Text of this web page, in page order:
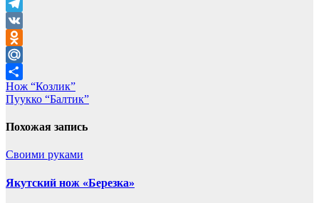
Telegram
VK
Odnoklassniki
Mail.Ru
Отправить
Навигация
по
записям
Нож “Козлик”
Пуукко “Балтик”
Похожая запись
Своими руками
Якутский нож «Березка»